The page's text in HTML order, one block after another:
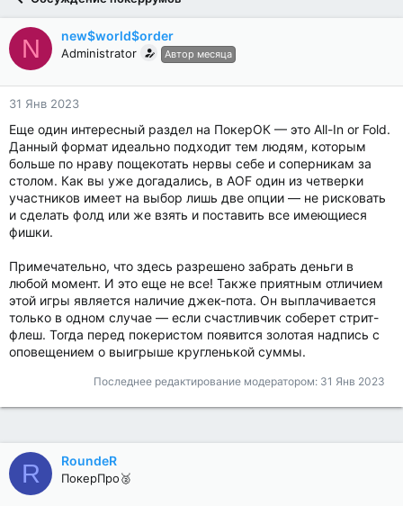
N new$world$order
Administrator Автор месяца
31 Янв 2023
Еще один интересный раздел на ПокерОК — это All-In or Fold.
Данный формат идеально подходит тем людям, которым
больше по нраву пощекотать нервы себе и соперникам за
столом. Как вы уже догадались, в AOF один из четверки
участников имеет на выбор лишь две опции — не рисковать
и сделать фолд или же взять и поставить все имеющиеся
фишки.
Примечательно, что здесь разрешено забрать деньги в
любой момент. И это еще не все! Также приятным отличием
этой игры является наличие джек-пота. Он выплачивается
только в одном случае — если счастливчик соберет стрит-
флеш. Тогда перед покеристом появится золотая надпись с
оповещением о выигрыше кругленькой суммы.
Последнее редактирование модератором: 31 Янв 2023
R RoundeR
ПокерПро🥈